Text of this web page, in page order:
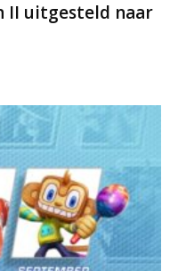
II uitgesteld naar